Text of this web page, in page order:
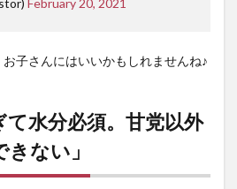
February 20, 2021
子さんにはいいかもしれませんね♪
て水分必須。甘党以外
ない」